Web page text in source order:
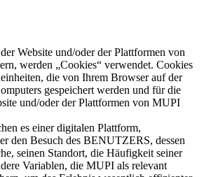
Website und/oder der Plattformen von
werden „Cookies“ verwendet. Cookies
die von Ihrem Browser auf der
gespeichert werden und für die
und/oder der Plattformen von MUPI
es einer digitalen Plattform,
den Besuch des BENUTZERS, dessen
seinen Standort, die Häufigkeit seiner
Variablen, die MUPI als relevant